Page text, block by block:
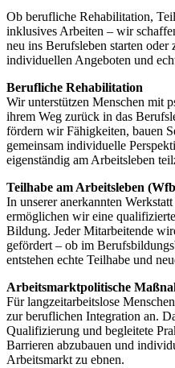
Ob berufliche Rehabilitation,
inklusives Arbeiten – wir
neu ins Berufsleben starten
individuellen Angeboten und
Berufliche Rehabilitation
Wir unterstützen Menschen mit
ihrem Weg zurück in das
fördern wir Fähigkeiten, bauen
gemeinsam individuelle
eigenständig am Arbeitsleben
Teilhabe am Arbeitsleben
In unserer anerkannten
ermöglichen wir eine
Bildung. Jeder Mitarbeitende
gefördert – ob im
entstehen echte Teilhabe und
Arbeitsmarktpolitische
Für langzeitarbeitslose
zur beruflichen Integration an.
Qualifizierung und begleitete
Barrieren abzubauen und
Arbeitsmarkt zu ebnen.